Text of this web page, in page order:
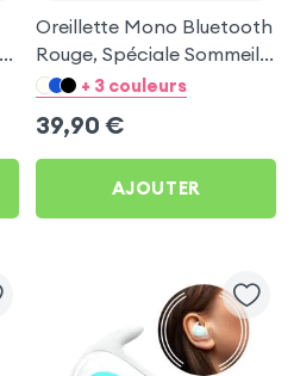
Oreillette Mono Bluetooth
Rouge, Spéciale Sommeil
pour Xiaomi Redmi A5
+ 3 couleurs
39,90 €
AJOUTER